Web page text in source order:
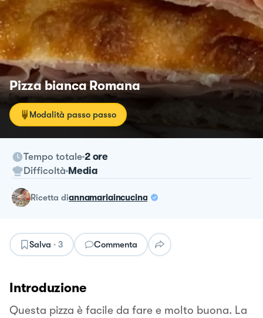
Pizza bianca Romana
Modalità passo passo
Tempo totale 2 ore
Difficoltà Media
ricetta diannamariaincucina
Salva · 3 Commenta
Introduzione
Questa pizza è facile da fare e molto buona. La